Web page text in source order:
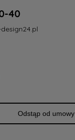
40
Odstąp od umowy